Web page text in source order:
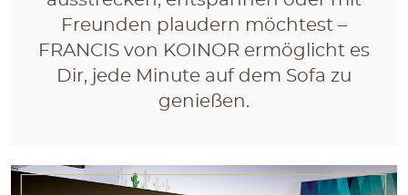
Freunden plaudern möchtest –
FRANCIS von KOINOR ermöglicht es
Dir, jede Minute auf dem Sofa zu
genießen.